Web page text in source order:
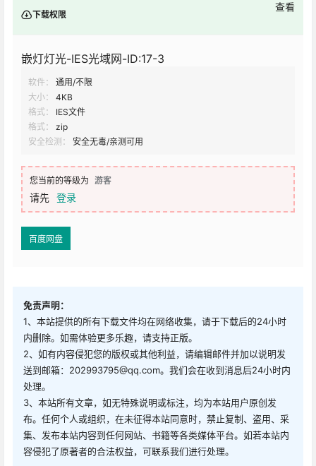
下载权限
查看
嵌灯灯光-IES光域网-ID:17-3
软件：
通用/不限
大小：
4KB
格式：
IES文件
格式：
zip
安全检测：
安全无毒/亲测可用
您当前的等级为 游客
请先 登录
百度网盘
免责声明：
1、本站提供的所有下载文件均在网络收集，请于下载后的24小时
内删除。如需体验更多乐趣，请支持正版。
2、如有内容侵犯您的版权或其他利益，请编辑邮件并加以说明发
送到邮箱：202993795@qq.com。我们会在收到消息后24小时内
处理。
3、本站所有文章，如无特殊说明或标注，均为本站用户原创发
布。任何个人或组织，在未征得本站同意时，禁止复制、盗用、采
集、发布本站内容到任何网站、书籍等各类媒体平台。如若本站内
容侵犯了原著者的合法权益，可联系我们进行处理。